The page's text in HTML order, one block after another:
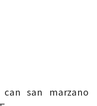
san marzano